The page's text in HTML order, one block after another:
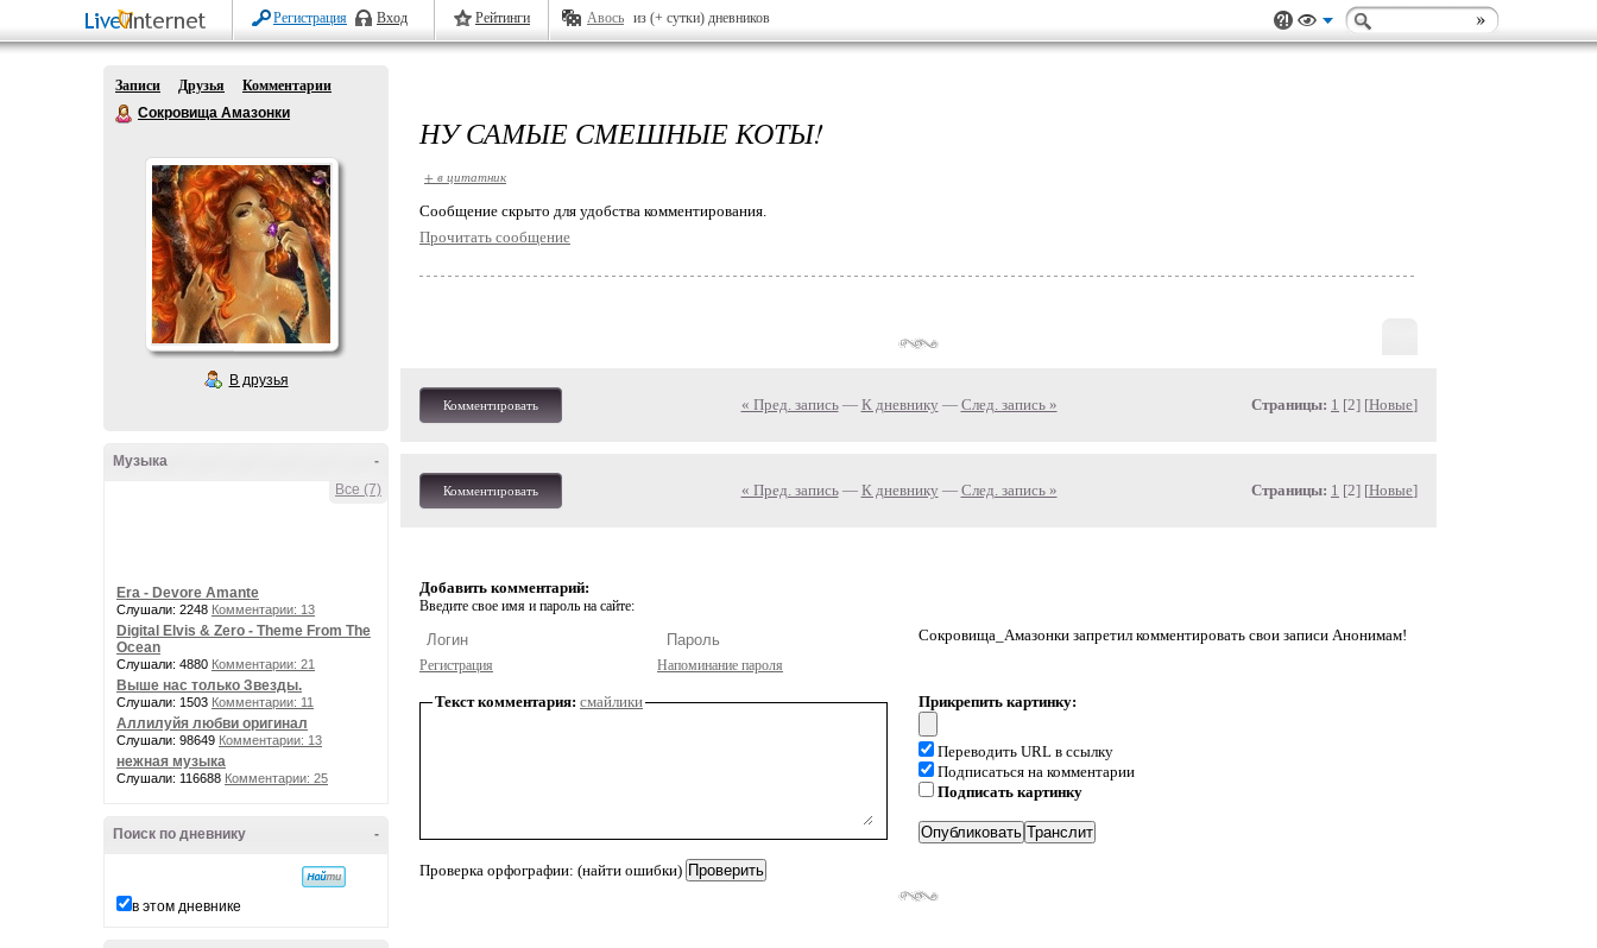
Регистрация Вход Рейтинги Авось из (+ сутки) дневников
Записи Друзья
Комментарии
Сокровища Амазонки
В друзья
-
Музыка
Все (7)
Era - Devore Amante
Слушали: 2248 Комментарии: 13
Digital Elvis & Zero - Theme From The
Ocean
Слушали: 4880 Комментарии: 21
Выше нас только Звезды.
Слушали: 1503 Комментарии: 11
Аллилуйя любви оригинал
Слушали: 98649 Комментарии: 13
нежная музыка
Слушали: 116688 Комментарии: 25
-
Поиск по дневнику
в этом дневнике
НУ САМЫЕ СМЕШНЫЕ КОТЫ!
+ в цитатник
Cообщение скрыто для удобства комментирования.
Прочитать сообщение
Комментировать « Пред. запись— К дневнику — След. запись » Страницы: 1 [2] [Новые]
Комментировать « Пред. запись— К дневнику — След. запись » Страницы: 1 [2] [Новые]
Добавить комментарий:
Введите свое имя и пароль на сайте:
Регистрация Напоминание пароля
Сокровища_Амазонки запретил комментировать свои записи Анонимам!
Текст комментария: смайлики
Проверка орфографии: (найти ошибки)
Прикрепить картинку:
Переводить URL в ссылку
Подписаться на комментарии
Подписать картинку